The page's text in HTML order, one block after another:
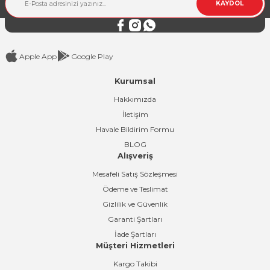
KAYDOL
Apple App Google Play
Kurumsal
Hakkımızda
İletişim
Havale Bildirim Formu
BLOG
Alışveriş
Mesafeli Satış Sözleşmesi
Ödeme ve Teslimat
Gizlilik ve Güvenlik
Garanti Şartları
İade Şartları
Müşteri Hizmetleri
Kargo Takibi